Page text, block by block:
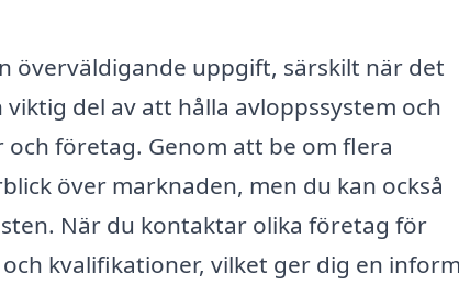
överväldigande uppgift, särskilt när det
del av att hålla avloppssystem och
företag. Genom att be om flera
över marknaden, men du kan också
När du kontaktar olika företag för
kvalifikationer, vilket ger dig en